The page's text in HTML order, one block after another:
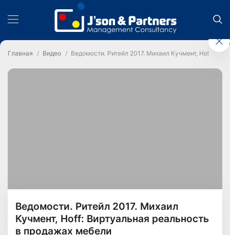
Главная Видео Ведомости. Ритейл 2017. Михаил Кучмент, Hoff:
Ведомости. Ритейл 2017. Михаил
Кучмент, Hoff: Виртуальная реальность
в продажах мебели